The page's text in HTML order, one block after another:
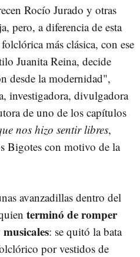
Rocío Jurado y otras
pero, a diferencia de esta
más clásica, con ese
Juanita Reina, decide
desde la modernidad",
investigadora, divulgadora
de uno de los capítulos
nos hizo sentir libres,
Bigotes con motivo de la
avanzadillas dentro del
terminó de romper
: se quitó la bata
por vestidos de